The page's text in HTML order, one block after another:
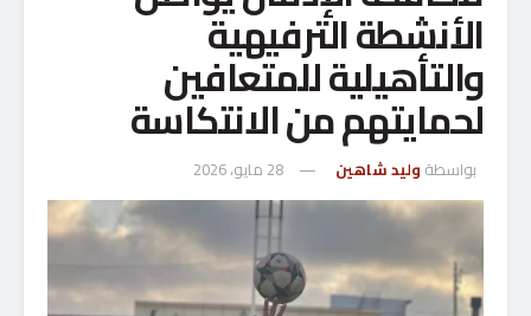
الأنشطة الترفيهية
والتأهيلية للمتعافين
لحمايتهم من الانتكاسة
بواسطة وليد شاهين 28 مايو، 2026